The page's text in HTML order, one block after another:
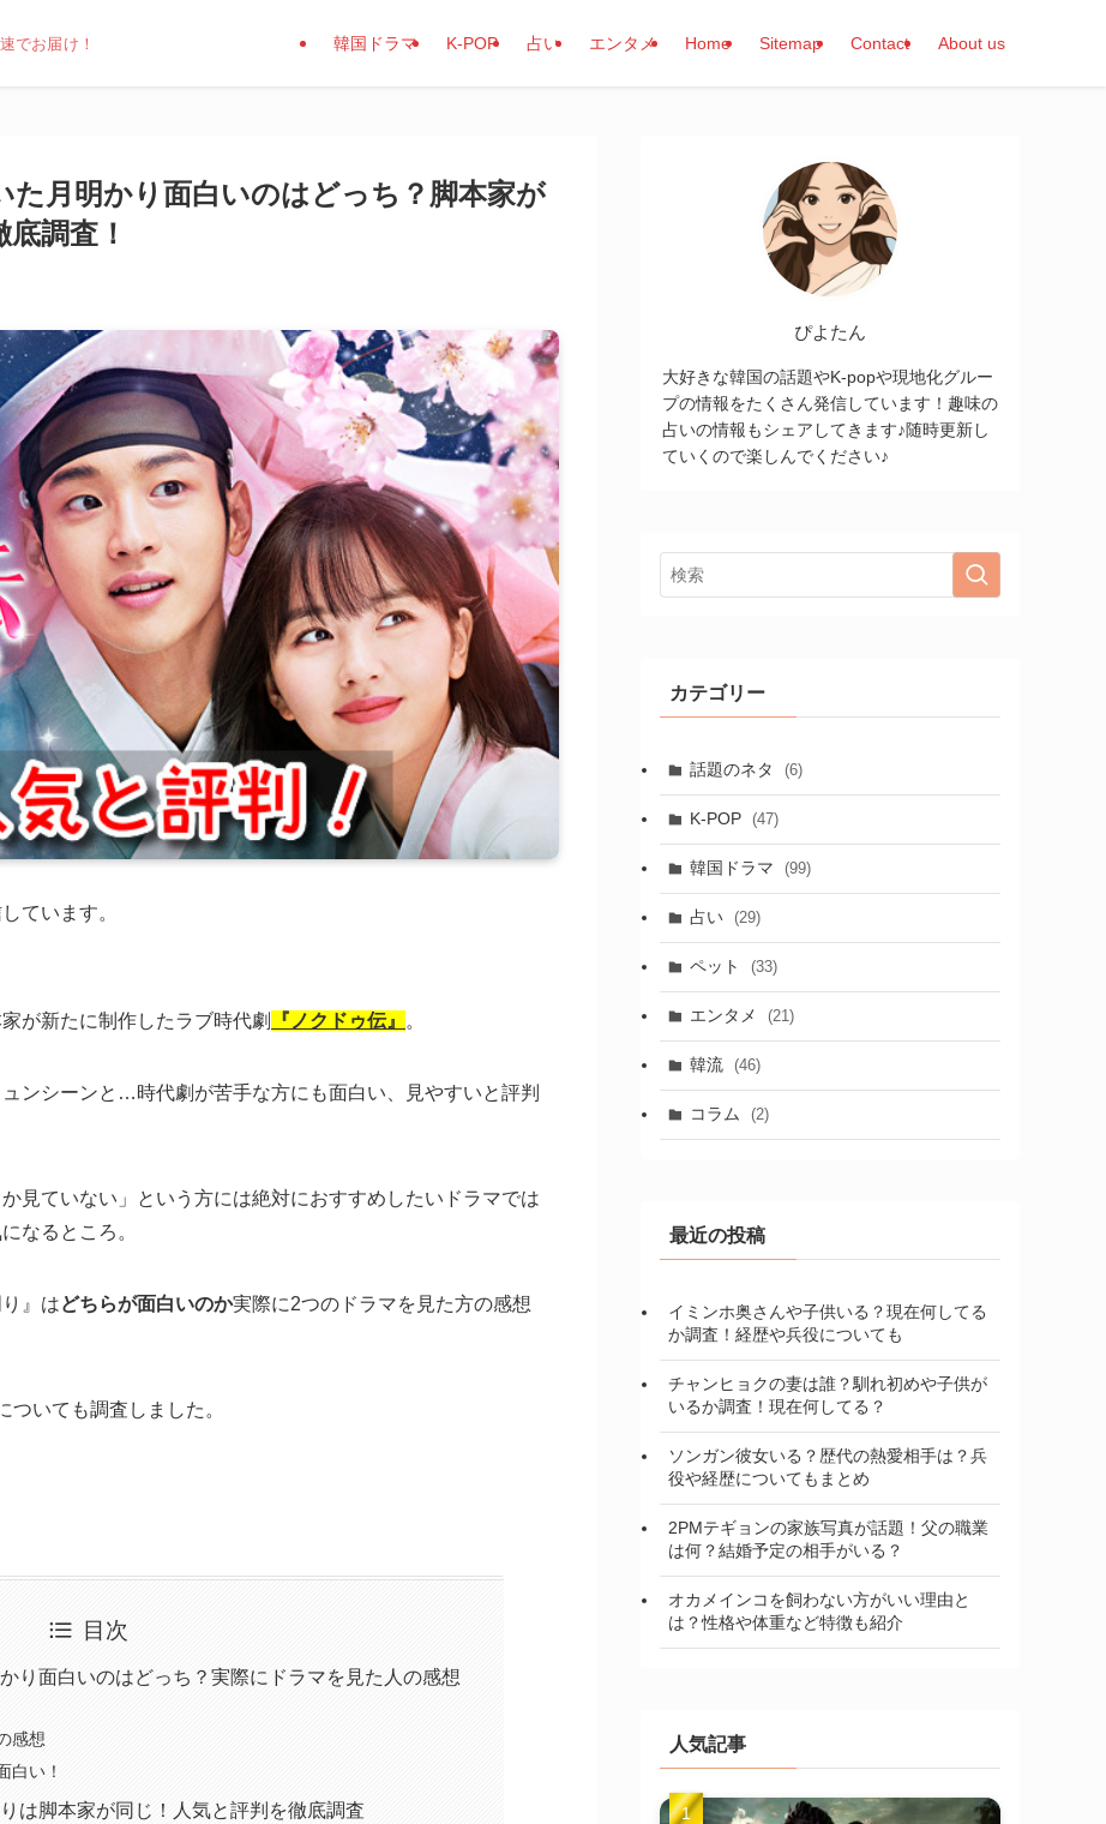
でお届け！ 韓国ドラマ K-POP 占い エンタメ Home Sitemap Contact About us
た月明かり面白いのはどっち？脚本家が
調査！
ています。
が新たに制作したラブ時代劇 『ノクドゥ伝』 。
ンシーンと…時代劇が苦手な方にも面白い、見やすいと評判
見ていない」という方には絶対におすすめしたいドラマでは
なるところ。
』はどちらが面白いのか実際に2つのドラマを見た方の感想
ついても調査しました。
目次
り面白いのはどっち？実際にドラマを見た人の感想
感想
白い！
は脚本家が同じ！人気と評判を徹底調査
ぴよたん
大好きな韓国の話題やK-popや現地化グルー
プの情報をたくさん発信しています！趣味の
占いの情報もシェアしてきます♪随時更新し
ていくので楽しんでください♪
カテゴリー
話題のネタ (6)
K-POP (47)
韓国ドラマ (99)
占い (29)
ペット (33)
エンタメ (21)
韓流 (46)
コラム (2)
最近の投稿
イミンホ奥さんや子供いる？現在何してる
か調査！経歴や兵役についても
チャンヒョクの妻は誰？馴れ初めや子供が
いるか調査！現在何してる？
ソンガン彼女いる？歴代の熱愛相手は？兵
役や経歴についてもまとめ
2PMテギョンの家族写真が話題！父の職業
は何？結婚予定の相手がいる？
オカメインコを飼わない方がいい理由と
は？性格や体重など特徴も紹介
人気記事